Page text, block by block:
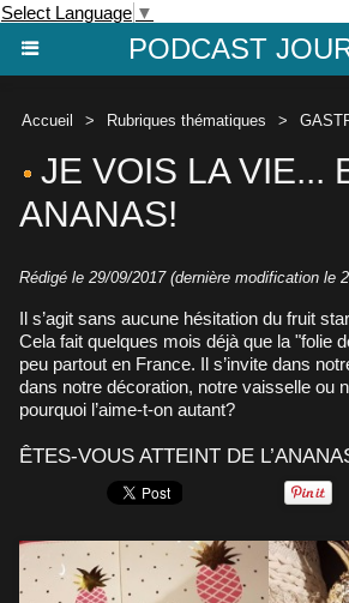
Select Language ▼
PODCAST
Accueil > Rubriques thématiques >
JE VOIS LA VIE...
ANANAS!
Rédigé le 29/09/2017 (dernière modification le
Il s’agit sans aucune hésitation du fruit
Cela fait quelques mois déjà que la "folie
peu partout en France. Il s’invite dans
dans notre décoration, notre vaisselle ou
pourquoi l’aime-t-on autant?
ÊTES-VOUS ATTEINT DE